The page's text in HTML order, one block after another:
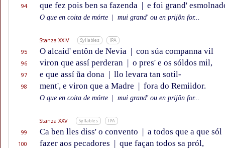
94 que fez pois ben sa fazenda | e foi grand'
O que en coita de mórte mui grand' ou en prijôn for...
Stanza XXIV Syllables IPA
95 O alcaid' entôn de Nevia | con súa companna vil
96 viron que assí perderan | o pres' e os sóldos mil,
97 e que assí ũa dona | llo levara tan sotil-
98 ment', e viron que a Madre | fora do Remiidor.
O que en coita de mórte mui grand' ou en prijôn for...
Stanza XXV Syllables IPA
99 Ca ben lles diss' o convento | a todos que a que sól
100 fazer aos pecadores | que façan todos sa pról,